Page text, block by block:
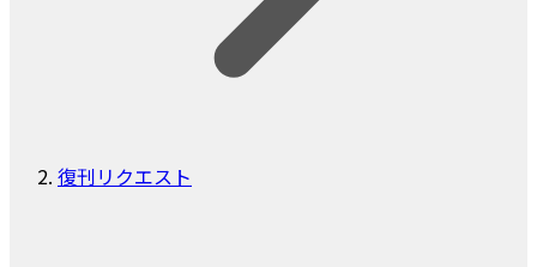
復刊リクエスト